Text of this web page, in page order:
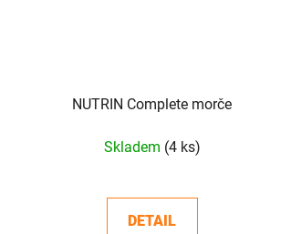
NUTRIN Complete morče
Skladem (4 ks)
DETAIL